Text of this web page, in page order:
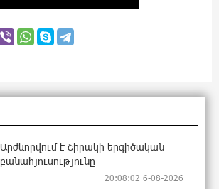
Արժևորվում է Շիրակի երգիծական
բանահյուսությունը
20:08:02 6-08-2026